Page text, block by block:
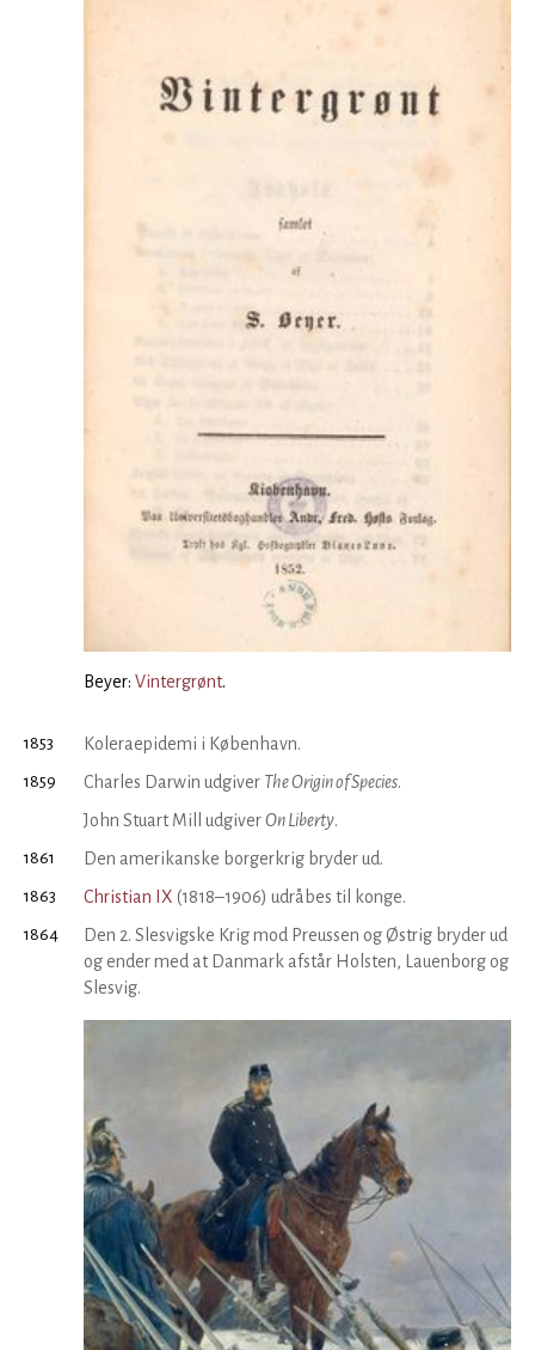
Beyer: Vintergrønt.
1853 Koleraepidemi i København.
1859 Charles Darwin udgiver The Origin of Species.
John Stuart Mill udgiverOn Liberty.
1861 Den amerikanske borgerkrig bryder ud.
1863 Christian IX (1818–1906) udråbes til konge.
1864
Den 2. Slesvigske Krig mod Preussen og Østrig bryder ud
og ender med at Danmark afstår Holsten, Lauenborg og
Slesvig.